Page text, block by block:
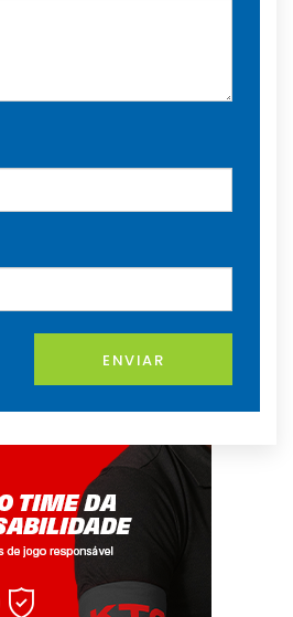
ENVIAR